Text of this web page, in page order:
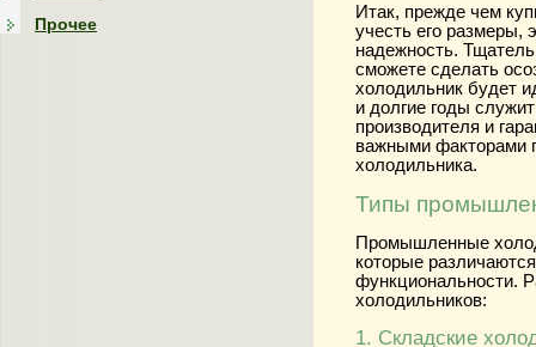
Прочее
Итак, прежде чем
учесть его размеры,
надежность.
сможете сделать
холодильник будет
и долгие годы
производителя и
важными факторами
холодильника.
Типы
Промышленные
которые
функциональности.
холодильников:
1. Складские